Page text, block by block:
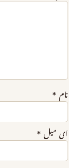
نام *
ای میل *